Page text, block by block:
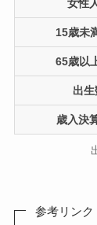
女性
15歳未
65歳以
出生
歳入決
参考リンク